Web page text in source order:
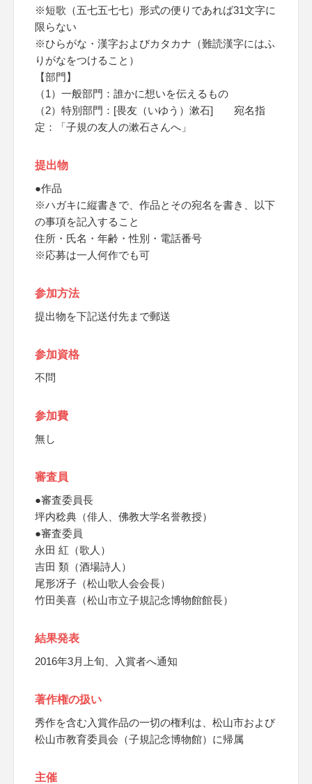
※短歌（五七五七七）形式の便りであれば31文字に
限らない
※ひらがな・漢字およびカタカナ（難読漢字にはふ
りがなをつけること）
【部門】
（1）一般部門：誰かに想いを伝えるもの
（2）特別部門：[畏友（いゆう）漱石] 宛名指
定：「子規の友人の漱石さんへ」
提出物
●作品
※ハガキに縦書きで、作品とその宛名を書き、以下
の事項を記入すること
住所・氏名・年齢・性別・電話番号
※応募は一人何作でも可
参加方法
提出物を下記送付先まで郵送
参加資格
不問
参加費
無し
審査員
●審査委員長
坪内稔典（俳人、佛教大学名誉教授）
●審査委員
永田 紅（歌人）
吉田 類（酒場詩人）
尾形冴子（松山歌人会会長）
竹田美喜（松山市立子規記念博物館館長）
結果発表
2016年3月上旬、入賞者へ通知
著作権の扱い
秀作を含む入賞作品の一切の権利は、松山市および
松山市教育委員会（子規記念博物館）に帰属
主催